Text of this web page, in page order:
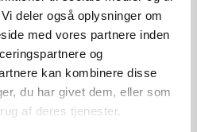
deler også oplysninger om
med vores partnere inden
og
kan kombinere disse
du har givet dem, eller som
af deres tjenester.